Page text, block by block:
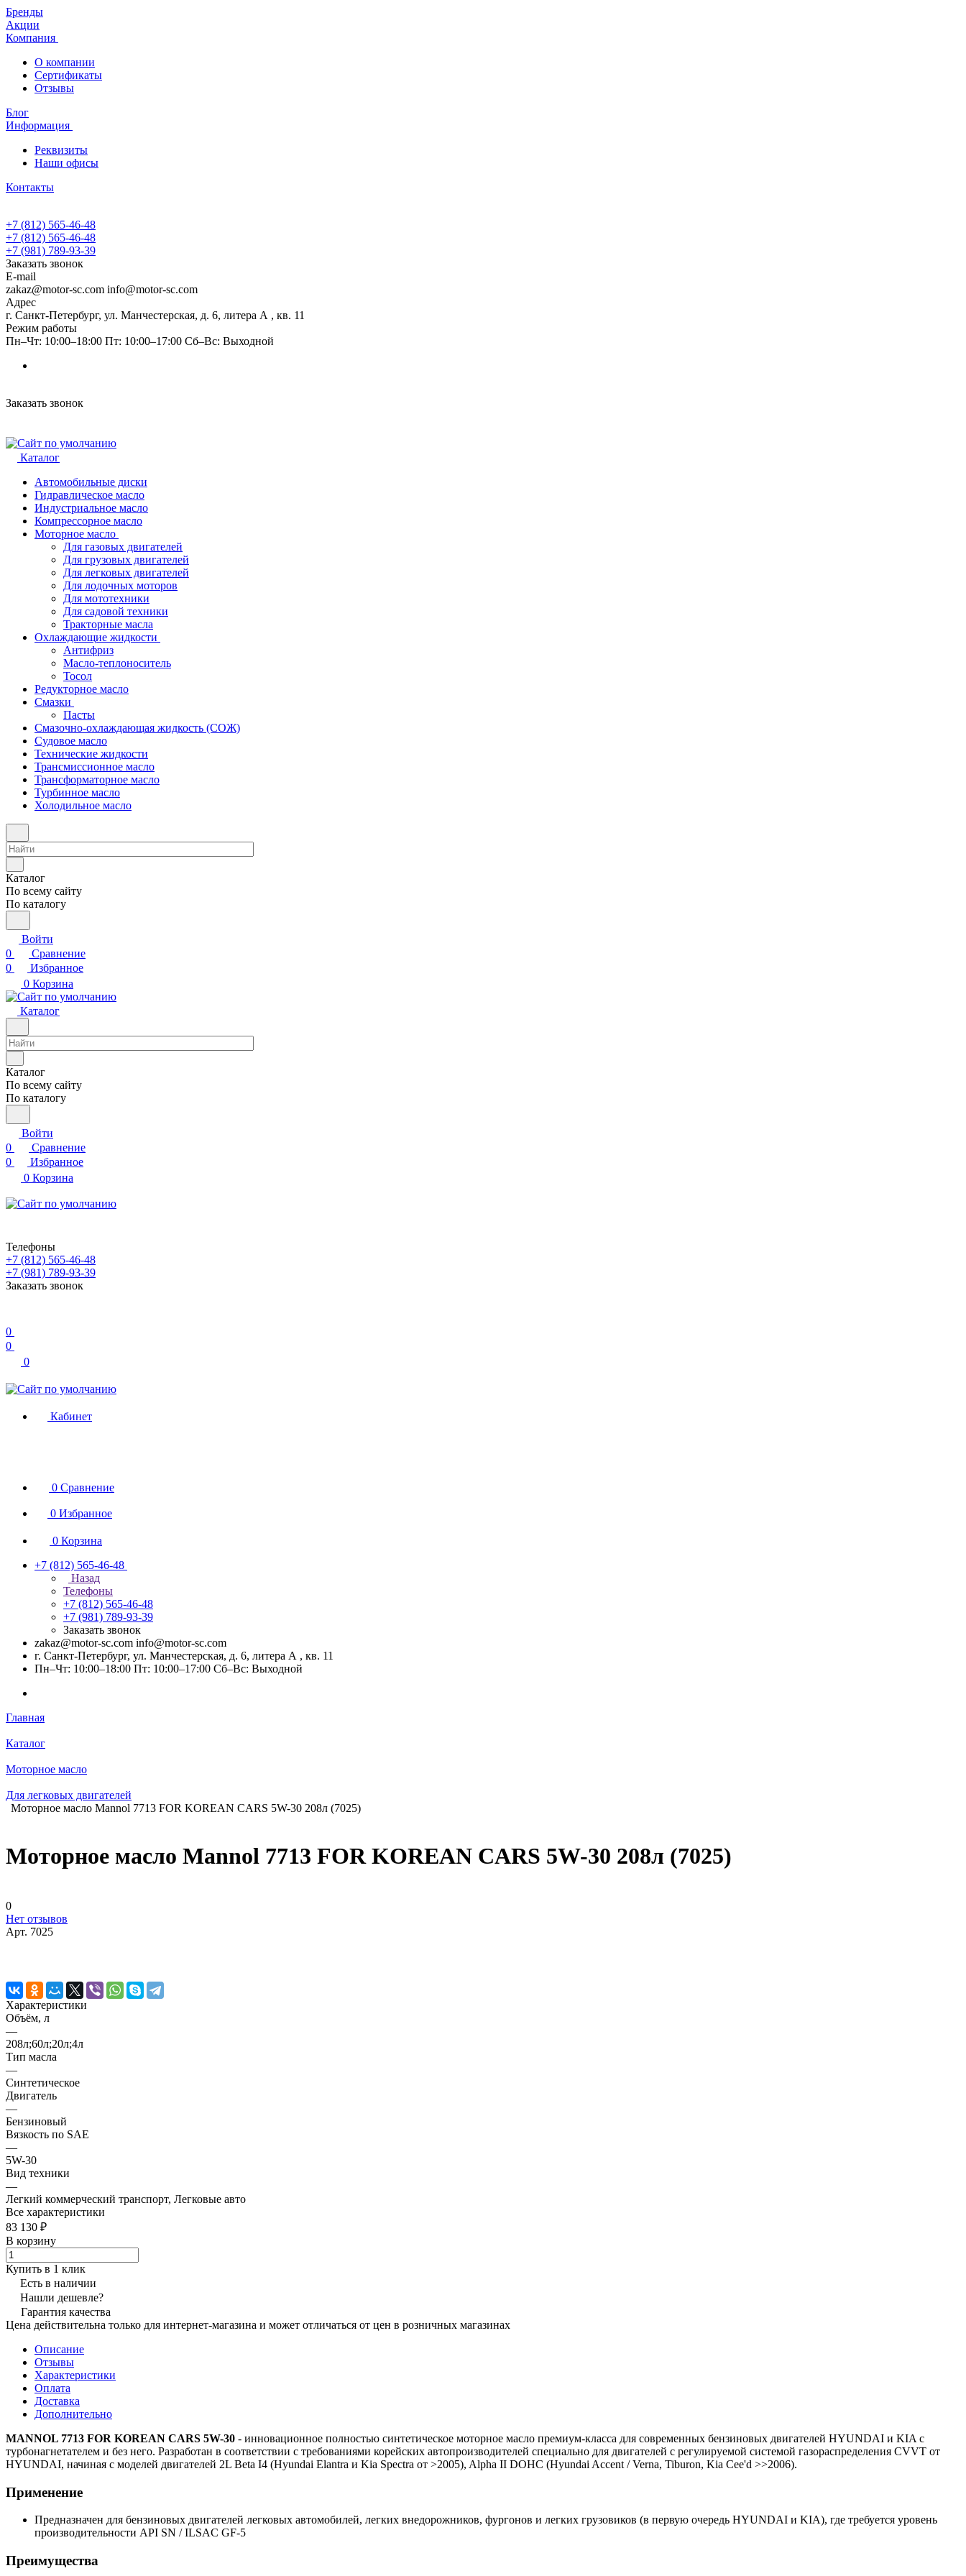
Бренды
Акции
Компания
О компании
Сертификаты
Отзывы
Блог
Информация
Реквизиты
Наши офисы
Контакты
+7 (812) 565-46-48
+7 (812) 565-46-48
+7 (981) 789-93-39
Заказать звонок
E-mail
zakaz@motor-sc.com info@motor-sc.com
Адрес
г. Санкт-Петербург, ул. Манчестерская, д. 6, литера А , кв. 11
Режим работы
Пн–Чт: 10:00–18:00 Пт: 10:00–17:00 Сб–Вс: Выходной
Заказать звонок
Каталог
Автомобильные диски
Гидравлическое масло
Индустриальное масло
Компрессорное масло
Моторное масло
Для газовых двигателей
Для грузовых двигателей
Для легковых двигателей
Для лодочных моторов
Для мототехники
Для садовой техники
Тракторные масла
Охлаждающие жидкости
Антифриз
Масло-теплоноситель
Тосол
Редукторное масло
Смазки
Пасты
Смазочно-охлаждающая жидкость (СОЖ)
Судовое масло
Технические жидкости
Трансмиссионное масло
Трансформаторное масло
Турбинное масло
Холодильное масло
Каталог
По всему сайту
По каталогу
Войти
0
Сравнение
0
Избранное
0 Корзина
Каталог
Каталог
По всему сайту
По каталогу
Войти
0
Сравнение
0
Избранное
0 Корзина
Телефоны
+7 (812) 565-46-48
+7 (981) 789-93-39
Заказать звонок
0
0
0
Кабинет
0 Сравнение
0 Избранное
0 Корзина
+7 (812) 565-46-48
Назад
Телефоны
+7 (812) 565-46-48
+7 (981) 789-93-39
Заказать звонок
zakaz@motor-sc.com info@motor-sc.com
г. Санкт-Петербург, ул. Манчестерская, д. 6, литера А , кв. 11
Пн–Чт: 10:00–18:00 Пт: 10:00–17:00 Сб–Вс: Выходной
Главная
Каталог
Моторное масло
Для легковых двигателей
Моторное масло Mannol 7713 FOR KOREAN CARS 5W-30 208л (7025)
Моторное масло Mannol 7713 FOR KOREAN CARS 5W-30 208л (7025)
0
Нет отзывов
Арт. 7025
Характеристики
Объём, л
—
208л;60л;20л;4л
Тип масла
—
Синтетическое
Двигатель
—
Бензиновый
Вязкость по SAE
—
5W-30
Вид техники
—
Легкий коммерческий транспорт, Легковые авто
Все характеристики
83 130 ₽
В корзину
Купить в 1 клик
Есть в наличии
Нашли дешевле?
Гарантия качества
Цена действительна только для интернет-магазина и может отличаться от цен в розничных магазинах
Описание
Отзывы
Характеристики
Оплата
Доставка
Дополнительно
MANNOL 7713 FOR KOREAN CARS 5W-30 - инновационное полностью синтетическое моторное масло премиум-класса для современных бензиновых двигателей HYUNDAI и KIA с
турбонагнетателем и без него. Разработан в соответствии с требованиями корейских автопроизводителей специально для двигателей с регулируемой системой газораспределения CVVT от
HYUNDAI, начиная с моделей двигателей 2L Beta I4 (Hyundai Elantra и Kia Spectra от >2005), Alpha II DOHC (Hyundai Accent / Verna, Tiburon, Kia Cee'd >>2006).
Применение
Предназначен для бензиновых двигателей легковых автомобилей, легких внедорожников, фургонов и легких грузовиков (в первую очередь HYUNDAI и KIA), где требуется уровень
производительности API SN / ILSAC GF-5
Преимущества